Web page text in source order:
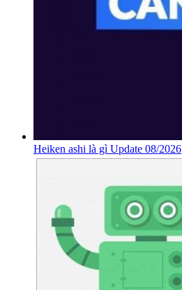
Heiken ashi là gì Update 08/2026